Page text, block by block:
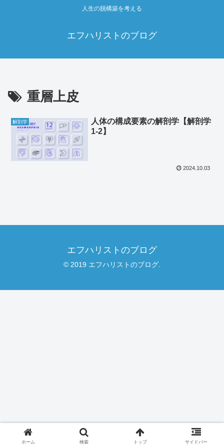
人生の脱構築を考える
エフハリストのブログ
重層上皮
解剖学
人体の構成要素の解剖学【解剖学
1‐2】
2024.10.03
エフハリストのブログ
© 2019 エフハリストのブログ.
ホーム 検索 トップ サイドバー